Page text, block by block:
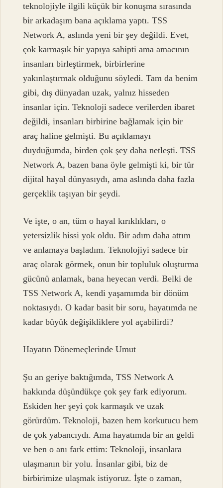
teknolojiyle ilgili küçük bir konuşma sırasında
bir arkadaşım bana açıklama yaptı. TSS
Network A, aslında yeni bir şey değildi. Evet,
çok karmaşık bir yapıya sahipti ama amacının
insanları birleştirmek, birbirlerine
yakınlaştırmak olduğunu söyledi. Tam da benim
gibi, dış dünyadan uzak, yalnız hisseden
insanlar için. Teknoloji sadece verilerden ibaret
değildi, insanları birbirine bağlamak için bir
araç haline gelmişti. Bu açıklamayı
duyduğumda, birden çok şey daha netleşti. TSS
Network A, bazen bana öyle gelmişti ki, bir tür
dijital hayal dünyasıydı, ama aslında daha fazla
gerçeklik taşıyan bir şeydi.
Ve işte, o an, tüm o hayal kırıklıkları, o
yetersizlik hissi yok oldu. Bir adım daha attım
ve anlamaya başladım. Teknolojiyi sadece bir
araç olarak görmek, onun bir topluluk oluşturma
gücünü anlamak, bana heyecan verdi. Belki de
TSS Network A, kendi yaşamımda bir dönüm
noktasıydı. O kadar basit bir soru, hayatımda ne
kadar büyük değişikliklere yol açabilirdi?
Hayatın Dönemeçlerinde Umut
Şu an geriye baktığımda, TSS Network A
hakkında düşündükçe çok şey fark ediyorum.
Eskiden her şeyi çok karmaşık ve uzak
görürdüm. Teknoloji, bazen hem korkutucu hem
de çok yabancıydı. Ama hayatımda bir an geldi
ve ben o anı fark ettim: Teknoloji, insanlara
ulaşmanın bir yolu. İnsanlar gibi, biz de
birbirimize ulaşmak istiyoruz. İşte o zaman,